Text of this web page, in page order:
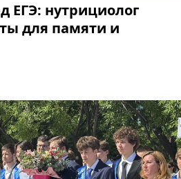
ЕГЭ: нутрициолог
для памяти и